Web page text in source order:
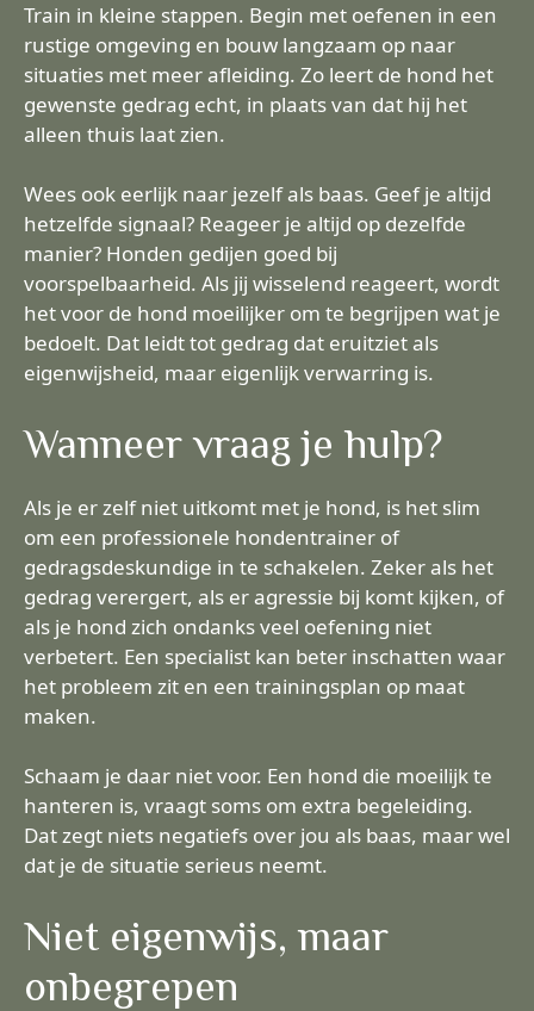
Train in kleine stappen. Begin met oefenen in een
rustige omgeving en bouw langzaam op naar
situaties met meer afleiding. Zo leert de hond het
gewenste gedrag echt, in plaats van dat hij het
alleen thuis laat zien.
Wees ook eerlijk naar jezelf als baas. Geef je altijd
hetzelfde signaal? Reageer je altijd op dezelfde
manier? Honden gedijen goed bij
voorspelbaarheid. Als jij wisselend reageert, wordt
het voor de hond moeilijker om te begrijpen wat je
bedoelt. Dat leidt tot gedrag dat eruitziet als
eigenwijsheid, maar eigenlijk verwarring is.
Wanneer vraag je hulp?
Als je er zelf niet uitkomt met je hond, is het slim
om een professionele hondentrainer of
gedragsdeskundige in te schakelen. Zeker als het
gedrag verergert, als er agressie bij komt kijken, of
als je hond zich ondanks veel oefening niet
verbetert. Een specialist kan beter inschatten waar
het probleem zit en een trainingsplan op maat
maken.
Schaam je daar niet voor. Een hond die moeilijk te
hanteren is, vraagt soms om extra begeleiding.
Dat zegt niets negatiefs over jou als baas, maar wel
dat je de situatie serieus neemt.
Niet eigenwijs, maar
onbegrepen